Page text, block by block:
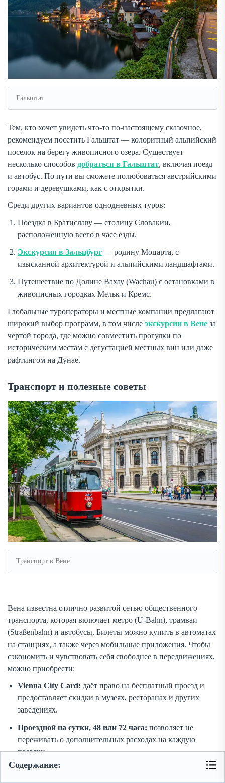
Содержание:
Гальштат
Тем, кто хочет увидеть что-то по-настоящему сказочное,
рекомендуем посетить Гальштат — колоритный альпийский
поселок на берегу живописного озера. Существует
несколько способов добраться в Гальштат, включая поезд
и автобус. По пути вы сможете полюбоваться австрийскими
горами и деревушками, как с открытки.
Среди других вариантов однодневных туров:
Поездка в Братиславу — столицу Словакии,
расположенную всего в часе езды.
Экскурсия в Зальцбург — родину Моцарта, с
изысканной архитектурой и альпийскими ландшафтами.
Путешествие по Долине Вахау (Wachau) с остановками в
живописных городках Мельк и Кремс.
Глобальные туроператоры и местные компании предлагают
широкий выбор программ, в том числе экскурсии в Вене за
чертой города, где можно совместить прогулки по
историческим местам с дегустацией местных вин или даже
рафтингом на Дунае.
Транспорт и полезные советы
Транспорт в Вене
Вена известна отлично развитой сетью общественного
транспорта, которая включает метро (U-Bahn), трамваи
(Straßenbahn) и автобусы. Билеты можно купить в автоматах
на станциях, а также через мобильные приложения. Чтобы
сэкономить и чувствовать себя свободнее в передвижениях,
можно приобрести:
Vienna City Card: даёт право на бесплатный проезд и
предоставляет скидки в музеях, ресторанах и других
заведениях.
Проездной на сутки, 48 или 72 часа: позволяет не
переживать о дополнительных расходах на каждую
поездку.
Аренда автомобиля в Вене не всегда удобна: парковка в
центре платная и ограничена по времени, пробки бывают в